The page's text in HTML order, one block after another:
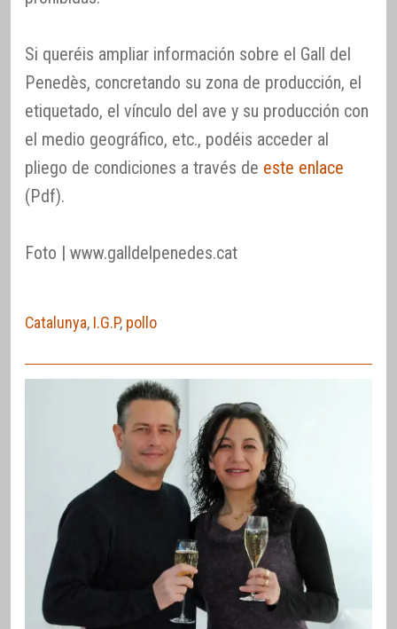
Si queréis ampliar información sobre el Gall del
Penedès, concretando su zona de producción, el
etiquetado, el vínculo del ave y su producción con
el medio geográfico, etc., podéis acceder al
pliego de condiciones a través de este enlace
(Pdf).
Foto | www.galldelpenedes.cat
Catalunya, I.G.P, pollo